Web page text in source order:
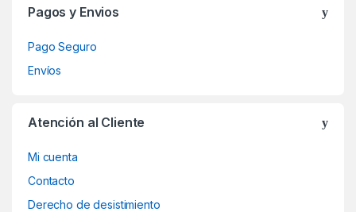
Pagos y Envios
Pago Seguro
Envíos
Atención al Cliente
Mi cuenta
Contacto
Derecho de desistimiento